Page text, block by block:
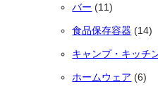
バー 1111個の商品
食品保存容器 14
キャンプ・キッチ
ホームウェア 66